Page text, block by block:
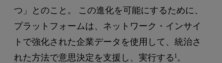
つ」とのこと。 この進化を可能にするために、
プラットフォームは、ネットワーク・インサイ
トで強化された企業データを使用して、統治さ
れた方法で意思決定を支援し、実行する¹。